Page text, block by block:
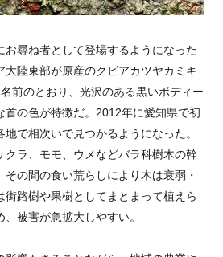
お尋ね者として登場するようになった
大陸東部が原産のクビアカツヤカミキ
前のとおり、光沢のある黒いボディー
首の色が特徴だ。2012年に愛知県で初
で相次いで見つかるようになった。
クラ、モモ、ウメなどバラ科樹木の幹
の間の食い荒らしにより木は衰弱・
街路樹や果樹としてまとまって植えら
被害が急拡大しやすい。